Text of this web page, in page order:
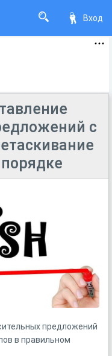
Вход
с
предложений
в правильном